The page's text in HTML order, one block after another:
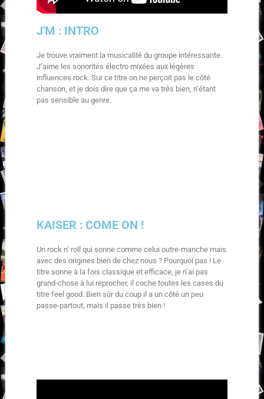
J'M : INTRO
Je trouve vraiment la musicalité du groupe intéressante.
J’aime les sonorités électro mixées aux légères
influences rock. Sur ce titre on ne perçoit pas le côté
chanson, et je dois dire que ça me va très bien, n’étant
pas sensible au genre.
KAISER : COME ON !
Un rock n’ roll qui sonne comme celui outre-manche mais
avec des origines bien de chez nous ? Pourquoi pas ! Le
titre sonne à la fois classique et efficace, je n’ai pas
grand-chose à lui reprocher, il coche toutes les cases du
titre feel good. Bien sûr du coup il a un côté un peu
passe-partout, mais il passe très bien !